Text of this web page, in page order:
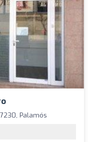
Palamós